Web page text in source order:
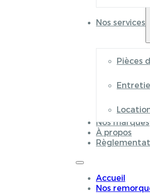
Nos services
Pièces
Nos marques
À propos
Accueil
Nos